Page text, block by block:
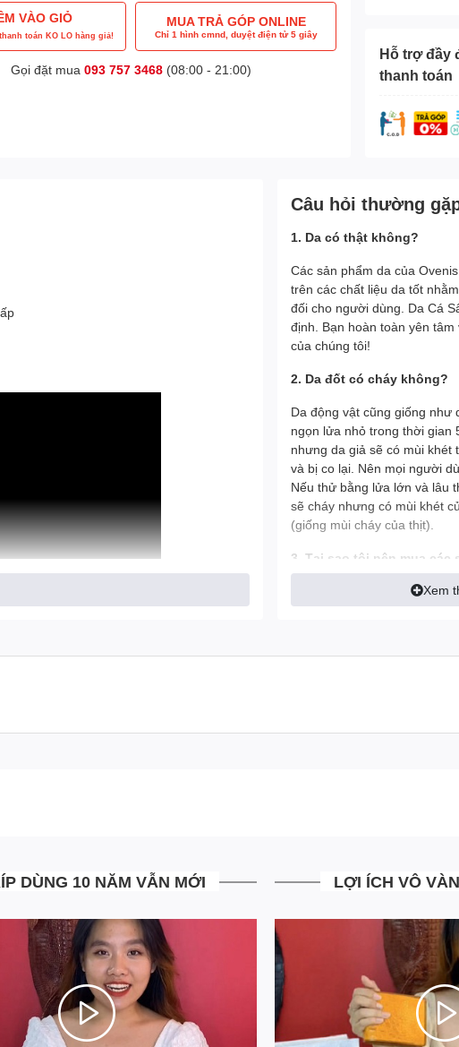
VÀO GIỎ
toán KO LO hàng giả!
MUA TRẢ GÓP ONLINE
Chỉ 1 hình cmnd, duyệt điện tử 5 giây
Gọi đặt mua 093 757 3468(08:00 - 21:00)
Hỗ trợ đầy
thanh toán
Câu hỏi thường
1. Da có thật không?
Các sản phẩm da của
trên các chất liệu da tốt
đối cho người dùng. Da Cá
định. Bạn hoàn toàn yên
của chúng tôi!
2. Da đốt có cháy không?
Da động vật cũng giống
ngọn lửa nhỏ trong thời gian
nhưng da giả sẽ có mùi khét
và bị co lại. Nên mọi người
Nếu thử bằng lửa lớn và lâu
sẽ cháy nhưng có mùi khét
(giống mùi cháy của thịt).
3. Tại sao tôi nên mua các
Ovenis thay vì mua ở đơn
- Tất cả hình ảnh đều được
tới cho khách hàng những
Cao với mức giá Siêu Mềm
- Là đơn vị đi đầu trong việc
góp 4.0 MIỄN MỌI LOẠI
siêu đơn giản ngay trên
trả góp truyền thống qua
Ngồi tại nhà chỉ với một hình
ngay sản phẩm đồ da cá
Xem
DÙNG 10 NĂM VẪN MỚI LỢI ÍCH VÔ